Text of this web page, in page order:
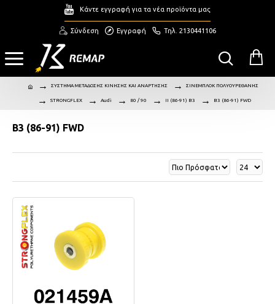
Κάντε εγγραφή για τα νέα προϊόντα μας
Σύνδεση Εγγραφή Τηλ. 2130441106
ΣΥΣΤΗΜΑ ΜΕΤΑΔΟΣΗΣ ΚΙΝΗΣΗΣ ΚΑΙ ΑΝΑΡΤΗΣΗΣ ΣΙΝΕΜΠΛΟΚ ΠΟΛΥΟΥΡΕΘΑΝΗΣ
STRONGFLEX Audi 80 / 90 II (86-91) B3 B3 (86-91) FWD
B3 (86-91) FWD